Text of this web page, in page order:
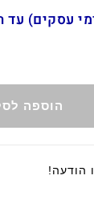
מהיר (1-5 ימי
הוספה
הודעה!